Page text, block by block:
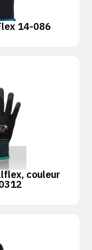
14-086
couleur